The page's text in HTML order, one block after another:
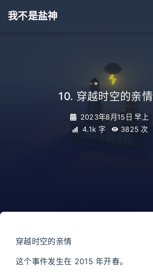
我不是盐神
10. 穿越时空的亲情
2023年8月15日 早上
4.1k 字
3825 次
穿越时空的亲情
这个事件发生在 2015 年开春。